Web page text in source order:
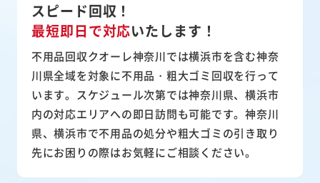
スピード回収！
最短即日で対応いたします！
不用品回収クオーレ神奈川では横浜市を含む神奈
川県全域を対象に不用品・粗大ゴミ回収を行って
います。スケジュール次第では神奈川県、横浜市
内の対応エリアへの即日訪問も可能です。神奈川
県、横浜市で不用品の処分や粗大ゴミの引き取り
先にお困りの際はお気軽にご相談ください。